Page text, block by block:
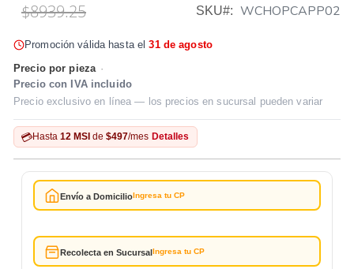
$8939.25
SKU
WCHOPCAPP02
Promoción válida hasta el31 de agosto
Precio por pieza ·
Precio con IVA incluido
Precio exclusivo en línea — los precios en sucursal pueden variar
💳Hasta 12 MSI de $497/mes Detalles
Envío a DomicilioIngresa tu CP
Recolecta en SucursalIngresa tu CP